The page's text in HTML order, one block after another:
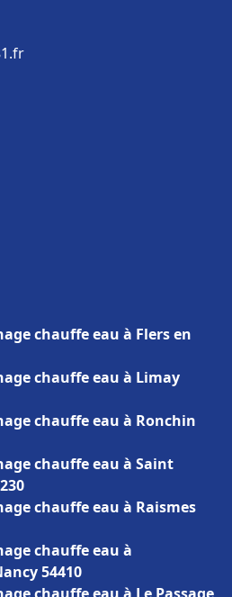
chauffe eau à Flers en
chauffe eau à Limay
chauffe eau à Ronchin
chauffe eau à Saint
chauffe eau à Raismes
chauffe eau à
54410